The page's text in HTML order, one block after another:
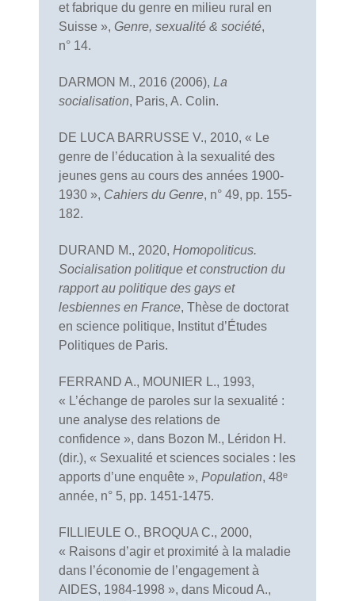
et fabrique du genre en milieu rural en
Suisse », Genre, sexualité & société,
n° 14.
DARMON M., 2016 (2006), La
socialisation, Paris, A. Colin.
DE LUCA BARRUSSE V., 2010, « Le
genre de l’éducation à la sexualité des
jeunes gens au cours des années 1900-
1930 », Cahiers du Genre, n° 49, pp. 155-
182.
DURAND M., 2020, Homopoliticus.
Socialisation politique et construction du
rapport au politique des gays et
lesbiennes en France, Thèse de doctorat
en science politique, Institut d’Études
Politiques de Paris.
FERRAND A., MOUNIER L., 1993,
« L’échange de paroles sur la sexualité :
une analyse des relations de
confidence », dans Bozon M., Léridon H.
(dir.), « Sexualité et sciences sociales : les
apports d’une enquête », Population, 48ᵉ
année, n° 5, pp. 1451-1475.
FILLIEULE O., BROQUA C., 2000,
« Raisons d’agir et proximité à la maladie
dans l’économie de l’engagement à
AIDES, 1984-1998 », dans Micoud A.,